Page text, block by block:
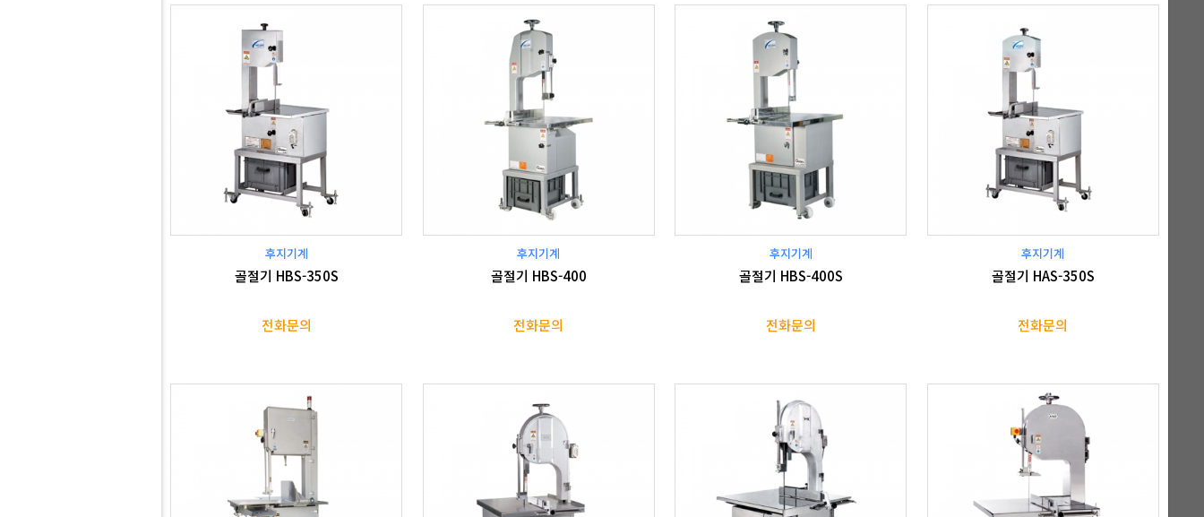
후지기계
골절기 HBS-350S
전화문의
후지기계
골절기 HBS-400
전화문의
후지기계
골절기 HBS-400S
전화문의
후지기계
골절기 HAS-350S
전화문의